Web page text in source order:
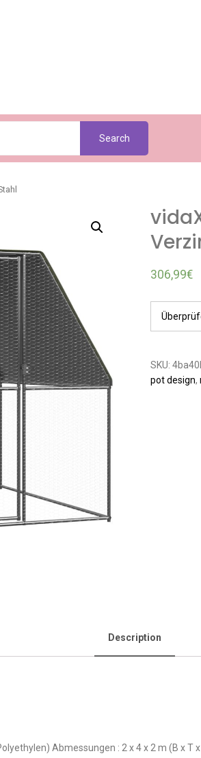
Search
306,99€
SKU:
pot design,
Description
Abmessungen : 2 x 4 x 2 m (B x